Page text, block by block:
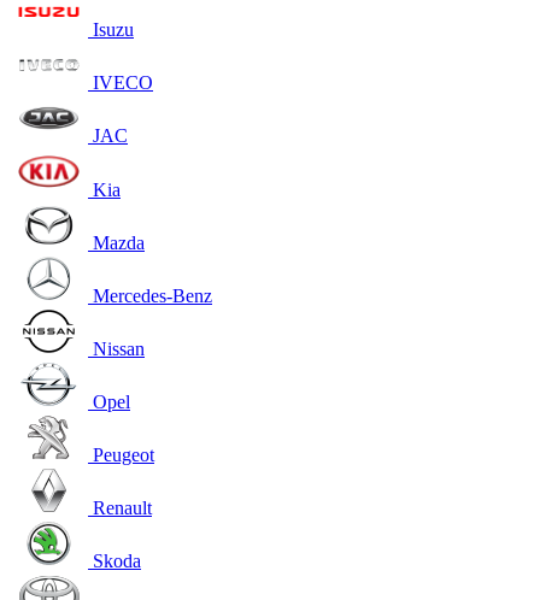
Isuzu
IVECO
JAC
Kia
Mazda
Mercedes-Benz
Nissan
Opel
Peugeot
Renault
Skoda